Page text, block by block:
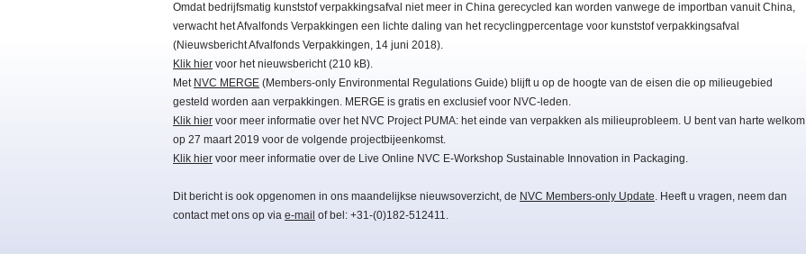
Omdat bedrijfsmatig kunststof verpakkingsafval niet meer in China gerecycled kan worden vanwege de importban vanuit China,
verwacht het Afvalfonds Verpakkingen een lichte daling van het recyclingpercentage voor kunststof verpakkingsafval
(Nieuwsbericht Afvalfonds Verpakkingen, 14 juni 2018).
Klik hier voor het nieuwsbericht (210 kB).
Met NVC MERGE (Members-only Environmental Regulations Guide) blijft u op de hoogte van de eisen die op milieugebied
gesteld worden aan verpakkingen. MERGE is gratis en exclusief voor NVC-leden.
Klik hier voor meer informatie over het NVC Project PUMA: het einde van verpakken als milieuprobleem. U bent van harte welkom
op 27 maart 2019 voor de volgende projectbijeenkomst.
Klik hier voor meer informatie over de Live Online NVC E-Workshop Sustainable Innovation in Packaging.
Dit bericht is ook opgenomen in ons maandelijkse nieuwsoverzicht, de NVC Members-only Update. Heeft u vragen, neem dan
contact met ons op via e-mail of bel: +31-(0)182-512411.